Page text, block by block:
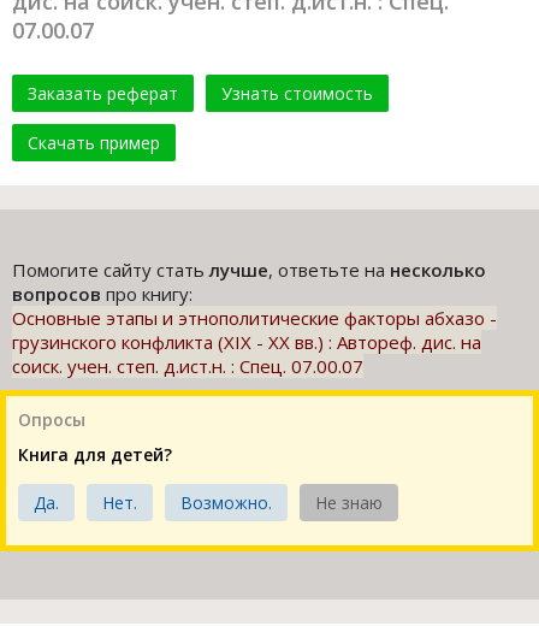
07.00.07
Заказать реферат Узнать стоимость
Скачать пример
Помогите сайту статьлучше, ответьте на несколько
вопросов про книгу:
Основные этапы и этнополитические факторы абхазо -
грузинского конфликта (ХIХ - ХХ вв.) : Автореф. дис. на
соиск. учен. степ. д.ист.н. : Спец. 07.00.07
Опросы
Книга для детей?
Да. Нет. Возможно. Не знаю